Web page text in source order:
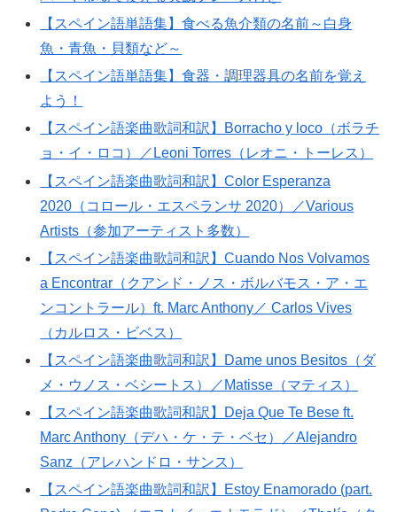
【スペイン語単語集】食べる魚介類の名前～白身
魚・青魚・貝類など～
【スペイン語単語集】食器・調理器具の名前を覚え
よう！
【スペイン語楽曲歌詞和訳】Borracho y loco（ボラチ
ョ・イ・ロコ）／Leoni Torres（レオニ・トーレス）
【スペイン語楽曲歌詞和訳】Color Esperanza
2020（コロール・エスペランサ 2020）／Various
Artists（参加アーティスト多数）
【スペイン語楽曲歌詞和訳】Cuando Nos Volvamos
a Encontrar（クアンド・ノス・ボルバモス・ア・エ
ンコントラール）ft. Marc Anthony／ Carlos Vives
（カルロス・ビベス）
【スペイン語楽曲歌詞和訳】Dame unos Besitos（ダ
メ・ウノス・ベシートス）／Matisse（マティス）
【スペイン語楽曲歌詞和訳】Deja Que Te Bese ft.
Marc Anthony（デハ・ケ・テ・ベセ）／Alejandro
Sanz（アレハンドロ・サンス）
【スペイン語楽曲歌詞和訳】Estoy Enamorado (part.